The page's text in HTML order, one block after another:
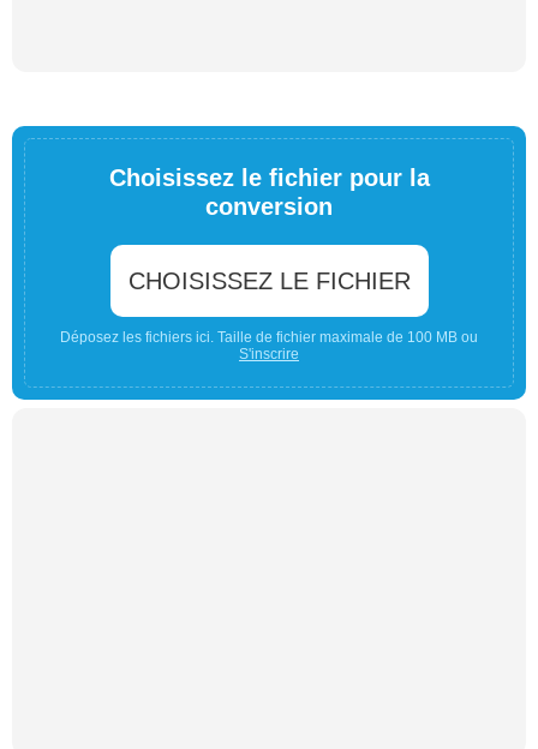
Choisissez le fichier pour la
conversion
CHOISISSEZ LE FICHIER
Déposez les fichiers ici. Taille de fichier maximale de 100 MB ou
S'inscrire